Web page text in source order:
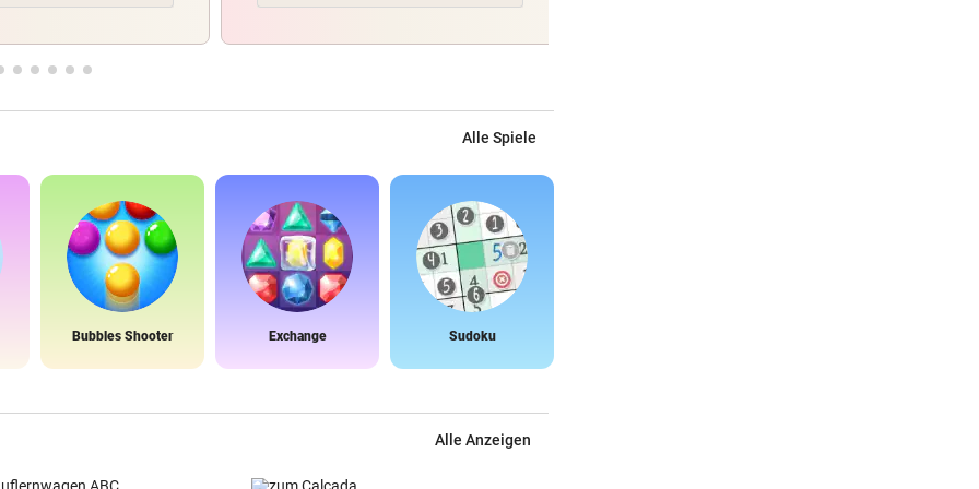
Alle Spiele
Bubbles Shooter Exchange Sudoku
Alle Anzeigen